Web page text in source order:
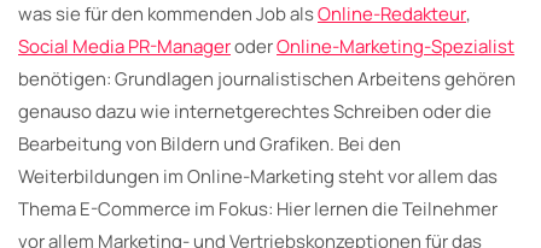
was sie für den kommenden Job alsOnline-Redakteur,
Social Media PR-ManageroderOnline-Marketing-Spezialist
benötigen: Grundlagen journalistischen Arbeitens gehören
genauso dazu wie internetgerechtes Schreiben oder die
Bearbeitung von Bildern und Grafiken. Bei den
Weiterbildungen im Online-Marketing steht vor allem das
Thema E-Commerce im Fokus: Hier lernen die Teilnehmer
vor allem Marketing- und Vertriebskonzeptionen für das